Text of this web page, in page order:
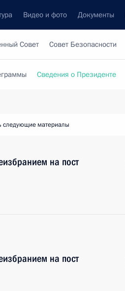
Видео и фото Документы
Совет Совет Безопасности
Сведения о Президенте
следующие материалы
на пост
на пост